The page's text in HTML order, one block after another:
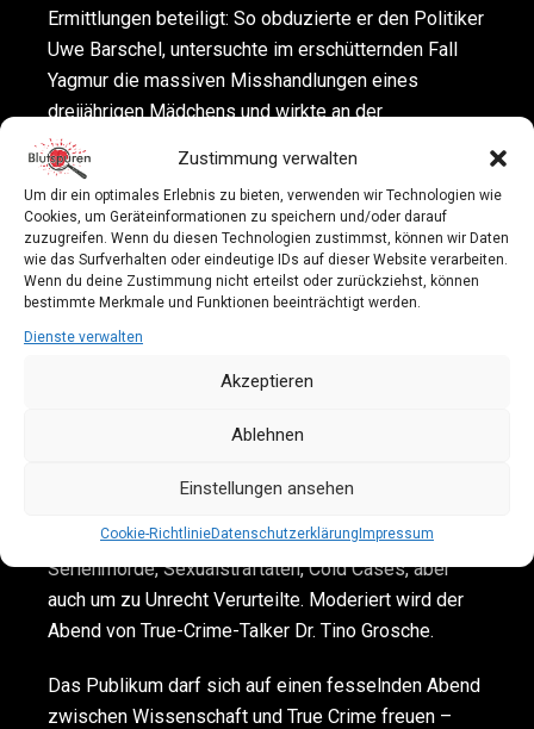
Zustimmung verwalten
Um dir ein optimales Erlebnis zu bieten, verwenden wir Technologien wie
Cookies, um Geräteinformationen zu speichern und/oder darauf
zuzugreifen. Wenn du diesen Technologien zustimmst, können wir Daten
wie das Surfverhalten oder eindeutige IDs auf dieser Website verarbeiten.
Wenn du deine Zustimmung nicht erteilst oder zurückziehst, können
bestimmte Merkmale und Funktionen beeinträchtigt werden.
Dienste verwalten
Akzeptieren
Ablehnen
Einstellungen ansehen
Cookie-RichtlinieDatenschutzerklärungImpressum
Ermittlungen beteiligt: So obduzierte er den Politiker
Uwe Barschel, untersuchte im erschütternden Fall
Yagmur die massiven Misshandlungen eines
dreijährigen Mädchens und wirkte an der
Wiederaufnahme des sogenannten „Badewannen-
Falls“ um Manfred Genditzki mit, der schließlich nach
über 13 Jahren unschuldig verbüßter Haft
freigesprochen wurde. Darüber hinaus war er
Gutachter im Kachelmann-Prozess, untersuchte den
Leichnam des Reemtsma-Entführers, war im
Kosovo, in Ägypten und in Syrien tätig. Püschel
nachgestellt, Todesursachen bestimmt und Täter
Kriminalfälle und Spannung pur. Es geht um
Serienmorde, Sexualstraftaten, Cold Cases, aber
auch um zu Unrecht Verurteilte. Moderiert wird der
Abend von True-Crime-Talker Dr. Tino Grosche.
Das Publikum darf sich auf einen fesselnden Abend
zwischen Wissenschaft und True Crime freuen –